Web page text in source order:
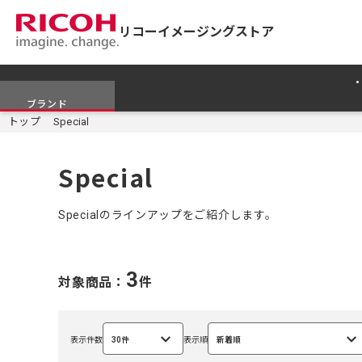
リコーイメージングストア
ブランド
トップ Special
Special
Specialのラインアップをご紹介します。
対象商品： 3件
表示件数 30件
選
択
表示順 新着順
選
択